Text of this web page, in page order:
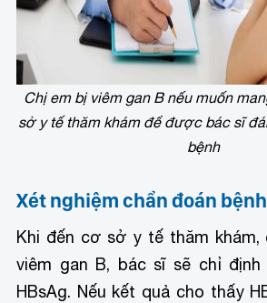
Chị em bị viêm gan B nếu muốn
sở y tế thăm khám để được bác sĩ
bệnh
Xét nghiệm chẩn đoán
Khi đến cơ sở y tế thăm khám,
viêm gan B, bác sĩ sẽ chỉ định
HBsAg. Nếu kết quả cho thấy